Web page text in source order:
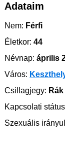
Adataim
Nem: Férfi
Életkor: 44
Névnap: április
Város:
Csillagjegy: Rák
Kapcsolati
Szexuális